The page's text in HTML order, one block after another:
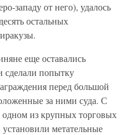
западу от него), удалось
остальных
еще оставались
сделали попытку
перед большой
за ними суда. С
из крупных торговых
метательные